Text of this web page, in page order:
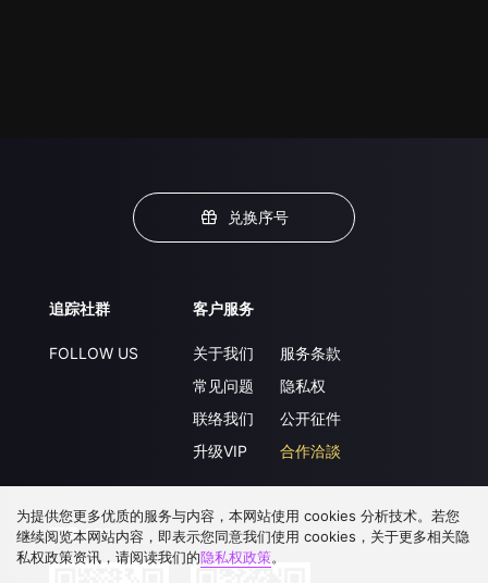
兑换序号
追踪社群
FOLLOW US
客户服务
关于我们
常见问题
联络我们
升级VIP
服务条款
隐私权
公开征件
合作洽談
下载 APP
为提供您更多优质的服务与内容，本网站使用 cookies 分析技术。若您
继续阅览本网站内容，即表示您同意我们使用 cookies，关于更多相关隐
私权政策资讯，请阅读我们的隐私权政策。